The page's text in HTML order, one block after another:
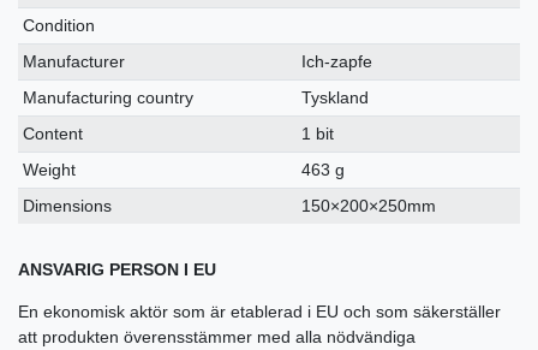
Condition
Manufacturer
Ich-zapfe
Manufacturing country
Tyskland
Content
1 bit
Weight
463 g
Dimensions
150×200×250mm
ANSVARIG PERSON I EU
En ekonomisk aktör som är etablerad i EU och som säkerställer
att produkten överensstämmer med alla nödvändiga